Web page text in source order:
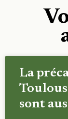
La
sont